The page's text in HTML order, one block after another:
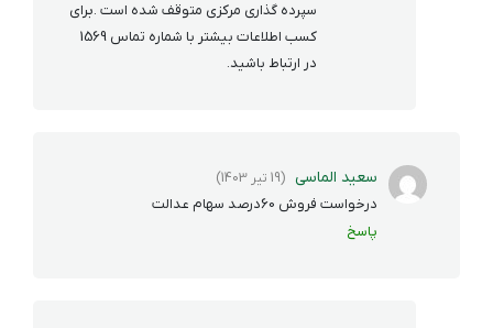
سپرده گذاری مرکزی متوقف شده است .برای
کسب اطلاعات بیشتر با شماره تماس 1569
در ارتباط باشید.
سعید الماسی (19 تیر 1403)
درخواست فروش 60درصد سهام عدالت
پاسخ